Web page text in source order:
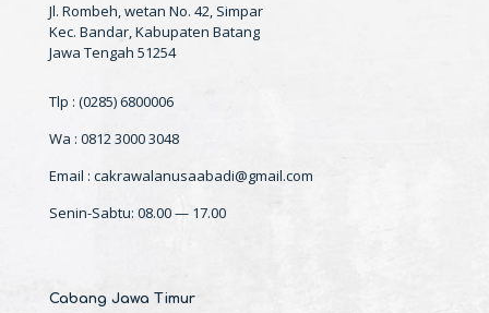
Jl. Rombeh, wetan No. 42, Simpar
Kec. Bandar, Kabupaten Batang
Jawa Tengah 51254
Tlp : (0285) 6800006
Wa : 0812 3000 3048
Email : cakrawalanusaabadi@gmail.com
Senin-Sabtu: 08.00 — 17.00
Cabang Jawa Timur